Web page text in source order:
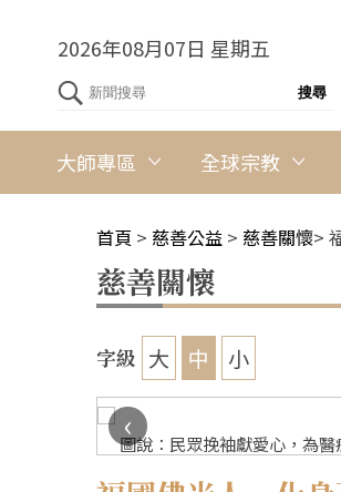
2026年08月07日 星期五
大師專區 全球宗教
首頁 > 慈善公益 > 慈善關懷>
慈善關懷
字級 大 中 小
圖說：民眾挽袖獻愛心，為
‹